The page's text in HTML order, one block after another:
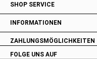
SHOP SERVICE
INFORMATIONEN
ZAHLUNGSMÖGLICHKEITEN
FOLGE UNS AUF